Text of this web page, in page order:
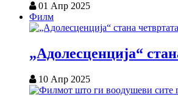
01 Апр 2025
Филм
„Адолесценција“
10 Апр 2025